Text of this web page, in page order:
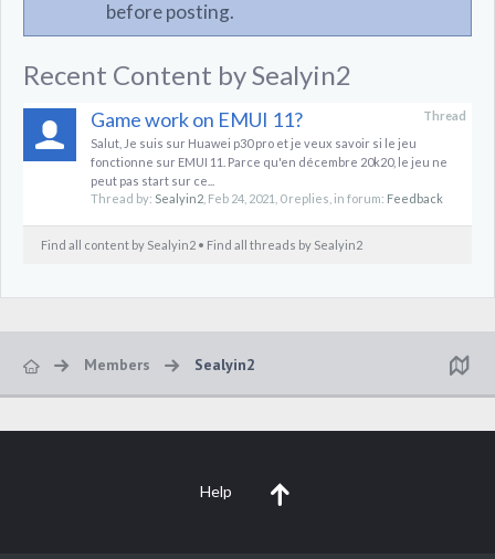
before posting.
Recent Content by Sealyin2
Thread
Game work on EMUI 11?
Salut, Je suis sur Huawei p30 pro et je veux savoir si le jeu
fonctionne sur EMUI 11. Parce qu'en décembre 20k20, le jeu ne
peut pas start sur ce...
Thread by: Sealyin2 Feb 24, 2021 , 0 replies, in forum: Feedback
Find all content by Sealyin2 Find all threads by Sealyin2
Members Sealyin2
Help